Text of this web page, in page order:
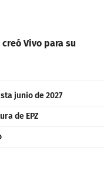
Vivo para su
junio de 2027
de EPZ